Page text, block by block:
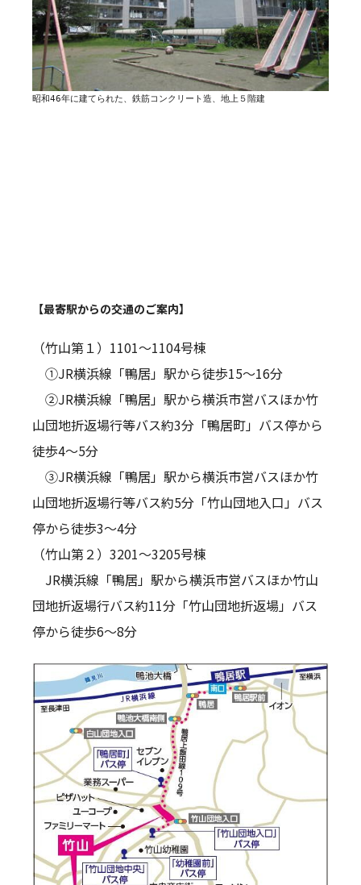
昭和46年に建てられた、鉄筋コンクリート造、地上５階建
【最寄駅からの交通のご案内】
（竹山第１）1101～1104号棟
①JR横浜線「鴨居」駅から徒歩15～16分
②JR横浜線「鴨居」駅から横浜市営バスほか竹
山団地折返場行等バス約3分「鴨居町」バス停から
徒歩4～5分
③JR横浜線「鴨居」駅から横浜市営バスほか竹
山団地折返場行等バス約5分「竹山団地入口」バス
停から徒歩3～4分
（竹山第２）3201～3205号棟
JR横浜線「鴨居」駅から横浜市営バスほか竹山
団地折返場行バス約11分「竹山団地折返場」バス
停から徒歩6～8分